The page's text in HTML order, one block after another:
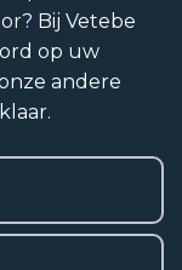
Bij Vetebe
op uw
andere